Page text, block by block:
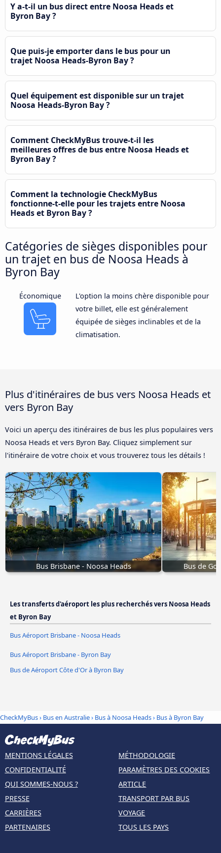
Y a-t-il un bus direct entre Noosa Heads et
Byron Bay ?
Que puis-je emporter dans le bus pour un
trajet Noosa Heads-Byron Bay ?
Quel équipement est disponible sur un trajet
Noosa Heads-Byron Bay ?
Comment CheckMyBus trouve-t-il les
meilleures offres de bus entre Noosa Heads et
Byron Bay ?
Comment la technologie CheckMyBus
fonctionne-t-elle pour les trajets entre Noosa
Heads et Byron Bay ?
Catégories de sièges disponibles pour
un trajet en bus de Noosa Heads à
Byron Bay
Économique
L'option la moins chère disponible pour
votre billet, elle est généralement
équipée de sièges inclinables et de la
climatisation.
Plus d'itinéraires de bus vers Noosa Heads et
vers Byron Bay
Voici un aperçu des itinéraires de bus les plus populaires vers
Noosa Heads et vers Byron Bay. Cliquez simplement sur
l'itinéraire de votre choix et vous trouverez tous les détails !
Bus Brisbane - Noosa Heads Bus de
Les transferts d'aéroport les plus recherchés vers Noosa Heads
et Byron Bay
Bus Aéroport Brisbane - Noosa Heads
Bus Aéroport Brisbane - Byron Bay
Bus de Aéroport Côte d'Or à Byron Bay
CheckMyBus› Bus en Australie› Bus à Noosa Heads› Bus à Byron Bay
MENTIONS LÉGALES
CONFIDENTIALITÉ
QUI SOMMES-NOUS ?
PRESSE
CARRIÈRES
PARTENAIRES
MÉTHODOLOGIE
PARAMÈTRES DES COOKIES
ARTICLE
TRANSPORT PAR BUS
VOYAGE
TOUS LES PAYS